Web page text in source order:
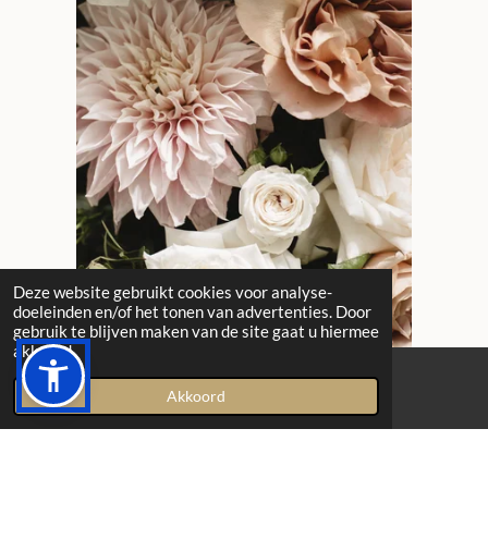
Deze website gebruikt cookies voor analyse-
doeleinden en/of het tonen van advertenties. Door
gebruik te blijven maken van de site gaat u hiermee
akkoord.
Akkoord